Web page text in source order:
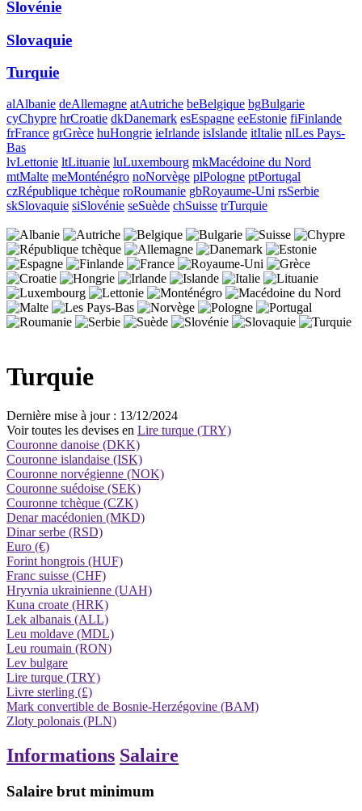
Slovénie
Slovaquie
Turquie
alAlbanie deAllemagne atAutriche beBelgique bgBulgarie
cyChypre hrCroatie dkDanemark esEspagne eeEstonie fiFinlande
frFrance grGrèce huHongrie ieIrlande isIslande itItalie nlLes Pays-
Bas
lvLettonie ltLituanie luLuxembourg mkMacédoine du Nord
mtMalte meMonténégro noNorvège plPologne ptPortugal
czRépublique tchèque roRoumanie gbRoyaume-Uni rsSerbie
skSlovaquie siSlovénie seSuède chSuisse trTurquie
Turquie
Dernière mise à jour : 13/12/2024
Voir toutes les devises en Lire turque (TRY)
Couronne danoise (DKK)
Couronne islandaise (ISK)
Couronne norvégienne (NOK)
Couronne suédoise (SEK)
Couronne tchèque (CZK)
Denar macédonien (MKD)
Dinar serbe (RSD)
Euro (€)
Forint hongrois (HUF)
Franc suisse (CHF)
Hryvnia ukrainienne (UAH)
Kuna croate (HRK)
Lek albanais (ALL)
Leu moldave (MDL)
Leu roumain (RON)
Lev bulgare
Lire turque (TRY)
Livre sterling (£)
Mark convertible de Bosnie-Herzégovine (BAM)
Zloty polonais (PLN)
Informations Salaire
Salaire brut minimum